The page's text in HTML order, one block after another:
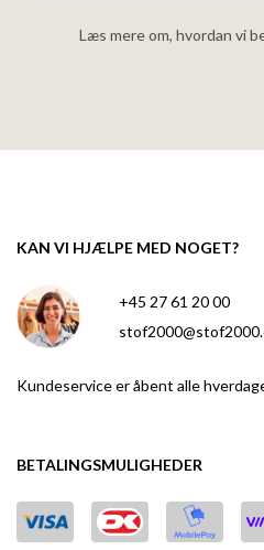
Læs mere om, hvordan vi
KAN VI HJÆLPE MED NOGET?
+45 27 61 20 00
Kundeservice er åbent alle
BETALINGSMULIGHEDER